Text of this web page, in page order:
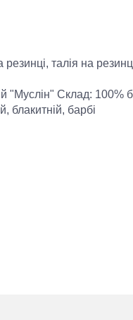
талія на
"Муслін" Склад: 100%
блакитній, барбі